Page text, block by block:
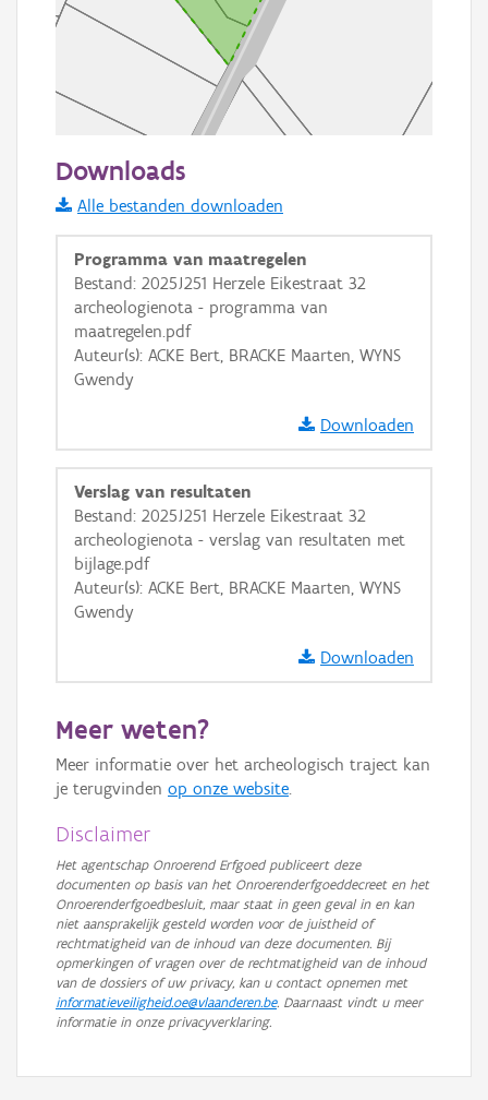
Informatie Vlaanderen
i
+ −
Basis Lagen
OSM-Basiskaart
Ortho
GRB-Basiskaart
GRB-Basiskaart in grijswaarden
Downloads
Alle bestanden downloaden
Programma van maatregelen
Bestand: 2025J251 Herzele Eikestraat 32
archeologienota - programma van
maatregelen.pdf
Auteur(s): ACKE Bert, BRACKE Maarten, WYNS
Gwendy
Downloaden
Verslag van resultaten
Bestand: 2025J251 Herzele Eikestraat 32
archeologienota - verslag van resultaten met
bijlage.pdf
Auteur(s): ACKE Bert, BRACKE Maarten, WYNS
Gwendy
Downloaden
Meer weten?
Meer informatie over het archeologisch traject kan
je terugvinden op onze website.
Disclaimer
Het agentschap Onroerend Erfgoed publiceert deze
documenten op basis van het Onroerenderfgoeddecreet en het
Onroerenderfgoedbesluit, maar staat in geen geval in en kan
niet aansprakelijk gesteld worden voor de juistheid of
rechtmatigheid van de inhoud van deze documenten. Bij
opmerkingen of vragen over de rechtmatigheid van de inhoud
van de dossiers of uw privacy, kan u contact opnemen met
informatieveiligheid.oe@vlaanderen.be. Daarnaast vindt u meer
informatie in onze privacyverklaring.